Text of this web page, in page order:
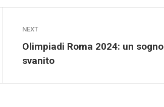
NEXT
Olimpiadi Roma 2024: un sogno
svanito